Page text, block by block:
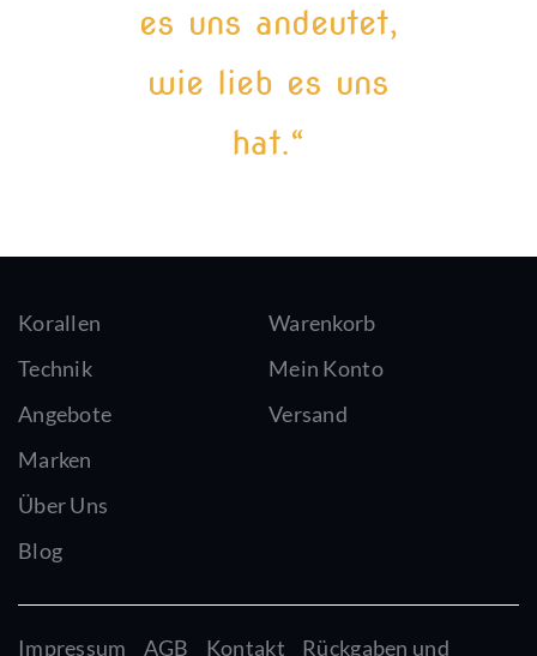
es uns andeutet,
wie lieb es uns
hat.“
Korallen
Technik
Angebote
Marken
Über Uns
Blog
Warenkorb
Mein Konto
Versand
Impressum AGB Kontakt Rückgaben und